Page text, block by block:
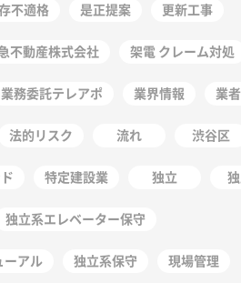
不適格 是正提案 更新工事
不動産株式会社 架電 クレーム対処
業務委託テレアポ 業界情報 業
法的リスク 流れ 渋谷区
特定建設業 独立
独立系エレベーター保守
ーアル 独立系保守 現場管理